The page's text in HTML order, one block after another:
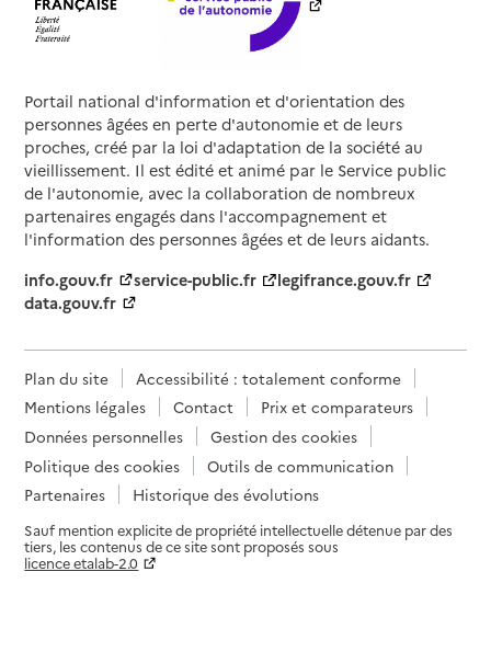
Portail national d'information et d'orientation des
personnes âgées en perte d'autonomie et de leurs
proches, créé par la loi d'adaptation de la société au
vieillissement. Il est édité et animé par le Service public
de l'autonomie, avec la collaboration de nombreux
partenaires engagés dans l'accompagnement et
l'information des personnes âgées et de leurs aidants.
info.gouv.fr
service-public.fr
legifrance.gouv.fr
data.gouv.fr
Plan du site
Accessibilité : totalement conforme
Mentions légales
Contact
Prix et comparateurs
Données personnelles
Gestion des cookies
Politique des cookies
Outils de communication
Partenaires
Historique des évolutions
Sauf mention explicite de propriété intellectuelle détenue par des
tiers, les contenus de ce site sont proposés sous
licence etalab-2.0